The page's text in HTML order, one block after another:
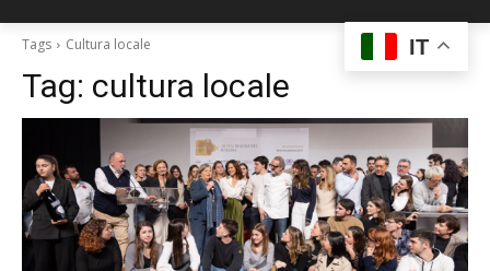
Tags Cultura locale
Tag: cultura locale
IT